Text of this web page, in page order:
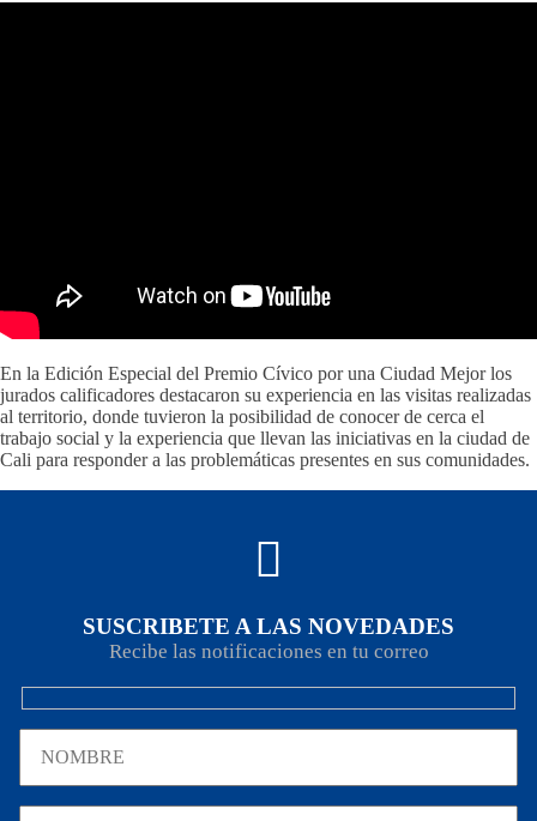
En la Edición Especial del Premio Cívico por una Ciudad Mejor los
jurados calificadores destacaron su experiencia en las visitas realizadas
al territorio, donde tuvieron la posibilidad de conocer de cerca el
trabajo social y la experiencia que llevan las iniciativas en la ciudad de
Cali para responder a las problemáticas presentes en sus comunidades.
SUSCRIBETE A LAS NOVEDADES
Recibe las notificaciones en tu correo